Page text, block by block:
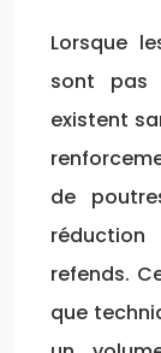
Lorsque
sont pas
existent
de
refends.
que